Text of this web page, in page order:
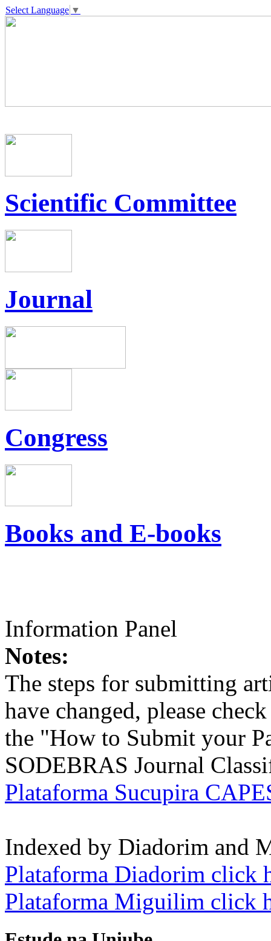
Select Language ▼
Scientific Committee
Journal
Congress
Books and E-books
Information Panel
Notes:
The steps for submitting
have changed, please
the "How to Submit your
SODEBRAS Journal
Plataforma Sucupira
Indexed by Diadorim and
Plataforma Diadorim click
Plataforma Miguilim click